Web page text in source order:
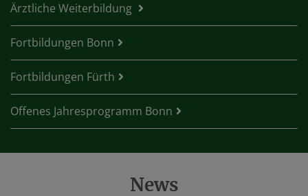
Ärztliche Weiterbildung
Fortbildungen Bonn
Fortbildungen Fürth
Offenes Jahresprogramm Bonn
News